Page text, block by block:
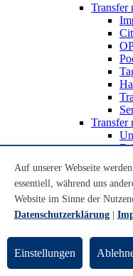
Transfer
Transfer
Transfer
Auf unserer Webseite
essentiell, während uns
Website im Sinne der
Datenschutzerklärung
Einstellungen